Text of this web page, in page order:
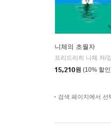
니체의 초월자
15,210원 (10% 할
검색 페이지에서